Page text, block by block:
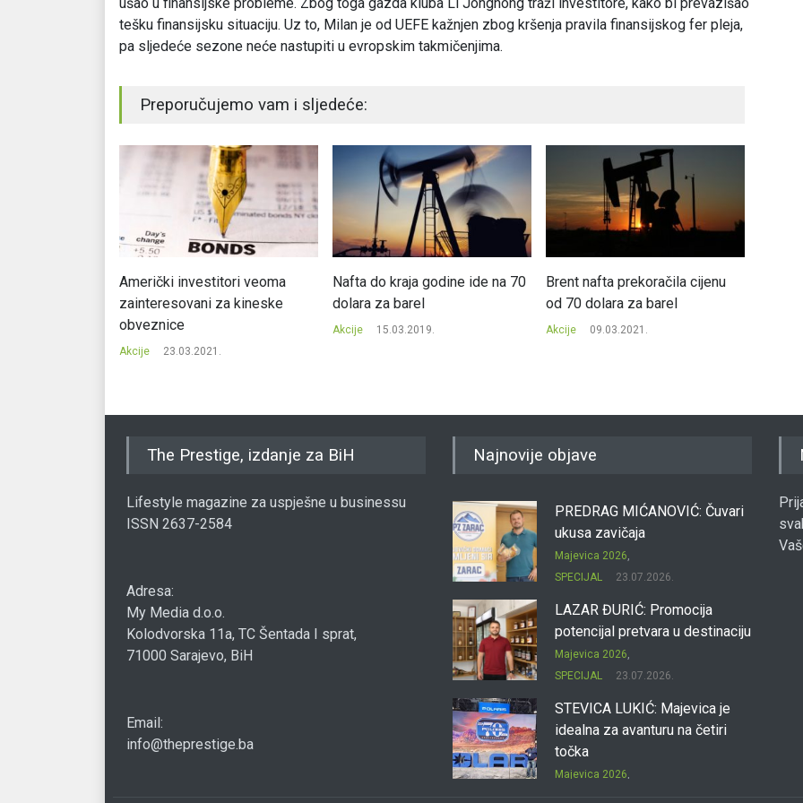
tešku finansijsku situaciju. Uz to, Milan je od UEFE kažnjen zbog kršenja pravila finansijskog fer pleja,
pa sljedeće sezone neće nastupiti u evropskim takmičenjima.
Preporučujemo vam i sljedeće:
Američki investitori veoma
zainteresovani za kineske
obveznice
Akcije 23.03.2021.
Nafta do kraja godine ide na 70
dolara za barel
Akcije 15.03.2019.
Brent nafta prekoračila cijenu
od 70 dolara za barel
Akcije 09.03.2021.
The Prestige, izdanje za BiH
Lifestyle magazine za uspješne u businessu
ISSN 2637-2584
Adresa:
My Media d.o.o.
Kolodvorska 11a, TC Šentada I sprat,
71000 Sarajevo, BiH
Email:
info@theprestige.ba
Najnovije objave
PREDRAG MIĆANOVIĆ: Čuvari
ukusa zavičaja
Majevica 2026
SPECIJAL
23.07.2026.
LAZAR ĐURIĆ: Promocija
potencijal pretvara u destinaciju
Majevica 2026
SPECIJAL
23.07.2026.
STEVICA LUKIĆ: Majevica je
idealna za avanturu na četiri
točka
Majevica 2026